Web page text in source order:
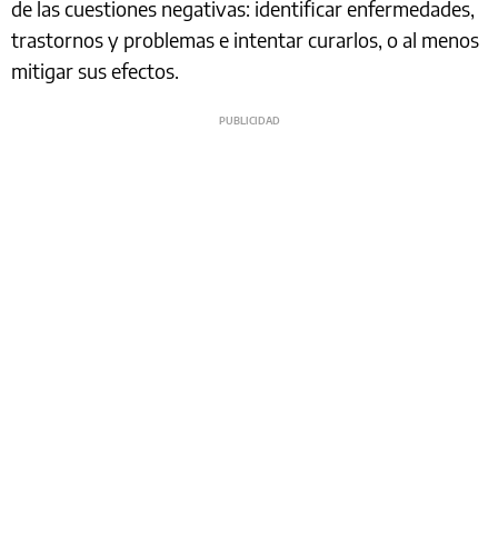
de las cuestiones negativas: identificar enfermedades,
trastornos y problemas e intentar curarlos, o al menos
mitigar sus efectos.